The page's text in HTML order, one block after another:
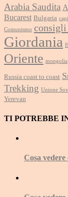
Arabia Saudita
Bucarest Bulgaria
Comunismo
Giordania
Oriente mongolia
Russia coast to coast
Trekking Unione
Yerevan
TI POTREBBE
Cosa